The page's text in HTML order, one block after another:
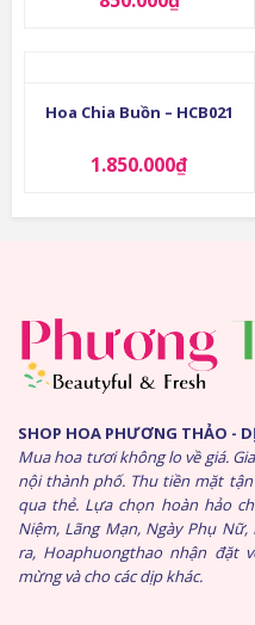
Hoa Chia Buồn – HCB021
1.850.000₫
SHOP HOA PHƯƠNG THẢO -
Mua hoa tươi không lo về giá.
nội thành phố. Thu tiền mặt
qua thẻ. Lựa chọn hoàn hảo
Niệm, Lãng Mạn, Ngày Phụ
ra, Hoaphuongthao nhận đặt
mừng và cho các dịp khác.